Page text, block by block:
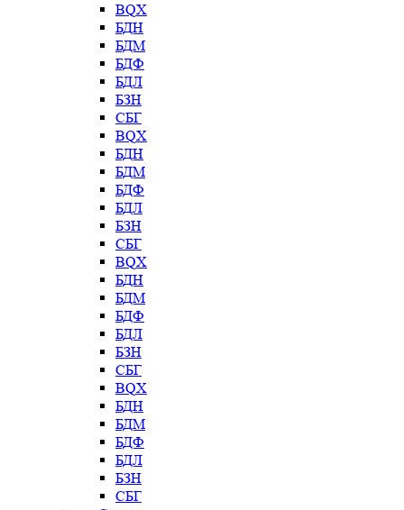
BQX
БДН
БДМ
БДФ
БДЛ
БЗН
СБГ
BQX
БДН
БДМ
БДФ
БДЛ
БЗН
СБГ
BQX
БДН
БДМ
БДФ
БДЛ
БЗН
СБГ
BQX
БДН
БДМ
БДФ
БДЛ
БЗН
СБГ